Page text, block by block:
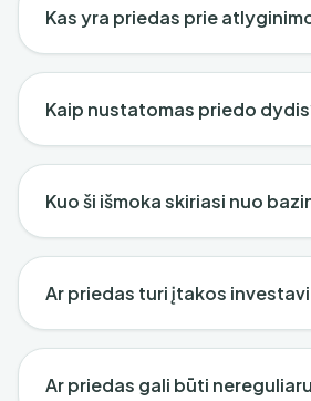
Kas yra priedas prie
Kaip nustatomas priedo
Kuo ši išmoka skiriasi nuo
Ar priedas turi įtakos
Ar priedas gali būti